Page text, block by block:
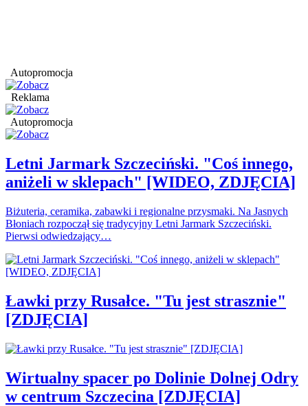
Autopromocja
Reklama
Autopromocja
Letni Jarmark Szczeciński. "Coś innego,
aniżeli w sklepach" [WIDEO, ZDJĘCIA]
Biżuteria, ceramika, zabawki i regionalne przysmaki. Na Jasnych
Błoniach rozpoczął się tradycyjny Letni Jarmark Szczeciński.
Pierwsi odwiedzający…
Ławki przy Rusałce. "Tu jest strasznie"
[ZDJĘCIA]
Wirtualny spacer po Dolinie Dolnej Odry
w centrum Szczecina [ZDJĘCIA]